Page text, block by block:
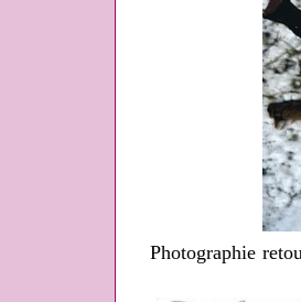
Photographie